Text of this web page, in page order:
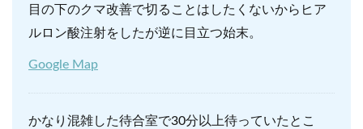
目の下のクマ改善で切ることはしたくないからヒア
ルロン酸注射をしたが逆に目立つ始末。
Google Map
かなり混雑した待合室で30分以上待っていたとこ